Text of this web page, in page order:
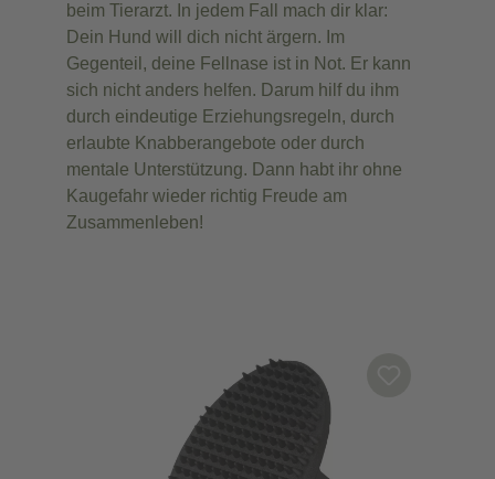
beim Tierarzt. In jedem Fall mach dir klar:
Dein Hund will dich nicht ärgern. Im
Gegenteil, deine Fellnase ist in Not. Er kann
sich nicht anders helfen. Darum hilf du ihm
durch eindeutige Erziehungsregeln, durch
erlaubte Knabberangebote oder durch
mentale Unterstützung. Dann habt ihr ohne
Kaugefahr wieder richtig Freude am
Zusammenleben!